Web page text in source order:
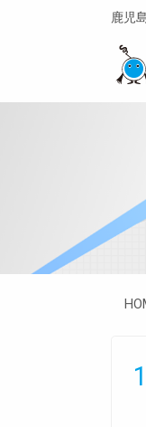
鹿児